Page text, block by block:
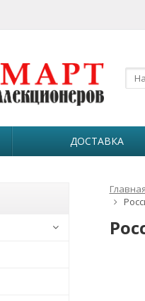
ДОСТАВКА
Главная